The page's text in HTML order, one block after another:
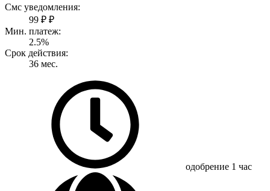
Смс уведомления:
99 ₽ ₽
Мин. платеж:
2.5%
Срок действия:
36 мес.
одобрение 1 час